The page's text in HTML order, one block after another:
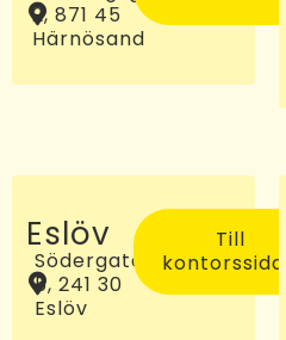
2, 871 45
Härnösand
Eslöv
Södergatan
5, 241 30
Eslöv
Till
kontorssidan